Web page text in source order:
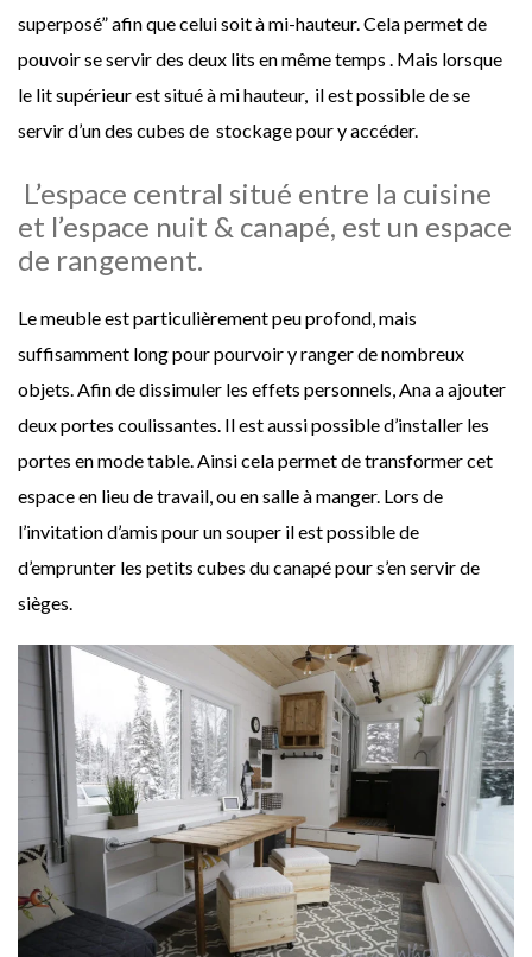
superposé” afin que celui soit à mi-hauteur. Cela permet de
pouvoir se servir des deux lits en même temps . Mais lorsque
le lit supérieur est situé à mi hauteur, il est possible de se
servir d’un des cubes de stockage pour y accéder.
L’espace central situé entre la cuisine
et l’espace nuit & canapé, est un espace
de rangement.
Le meuble est particulièrement peu profond, mais
suffisamment long pour pourvoir y ranger de nombreux
objets. Afin de dissimuler les effets personnels, Ana a ajouter
deux portes coulissantes. Il est aussi possible d’installer les
portes en mode table. Ainsi cela permet de transformer cet
espace en lieu de travail, ou en salle à manger. Lors de
l’invitation d’amis pour un souper il est possible de
d’emprunter les petits cubes du canapé pour s’en servir de
sièges.